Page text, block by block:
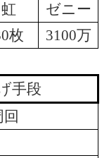
虹
ゼニー
枚 3100万
手段